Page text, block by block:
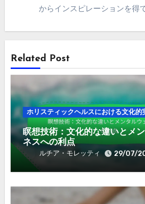
からインスピレーションを得
Related Post
ホリスティックヘルスにおける文化的
瞑想技術：文化的な違いとメ
ネスへの利点
ルチア・モレッティ 29/07/